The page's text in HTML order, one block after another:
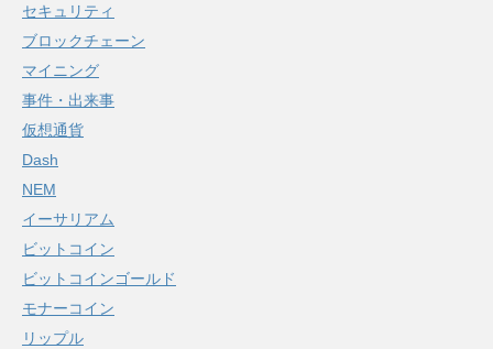
セキュリティ
ブロックチェーン
マイニング
事件・出来事
仮想通貨
Dash
NEM
イーサリアム
ビットコイン
ビットコインゴールド
モナーコイン
リップル